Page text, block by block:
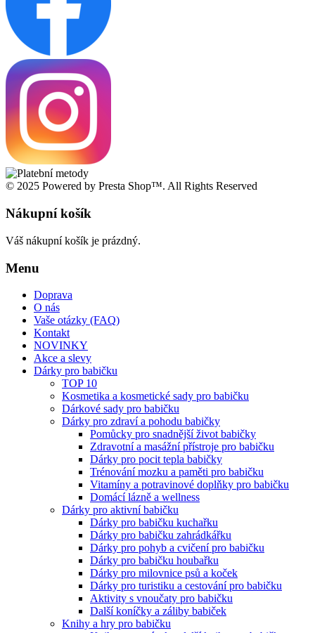
© 2025 Powered by Presta Shop™. All Rights Reserved
Nákupní košík
Váš nákupní košík je prázdný.
Menu
Doprava
O nás
Vaše otázky (FAQ)
Kontakt
NOVINKY
Akce a slevy
Dárky pro babičku
TOP 10
Kosmetika a kosmetické sady pro babičku
Dárkové sady pro babičku
Dárky pro zdraví a pohodu babičky
Pomůcky pro snadnější život babičky
Zdravotní a masážní přístroje pro babičku
Dárky pro pocit tepla babičky
Trénování mozku a paměti pro babičku
Vitamíny a potravinové doplňky pro babičku
Domácí lázně a wellness
Dárky pro aktivní babičku
Dárky pro babičku kuchařku
Dárky pro babičku zahrádkářku
Dárky pro pohyb a cvičení pro babičku
Dárky pro babičku houbařku
Dárky pro milovnice psů a koček
Dárky pro turistiku a cestování pro babičku
Aktivity s vnoučaty pro babičku
Další koníčky a záliby babiček
Knihy a hry pro babičku